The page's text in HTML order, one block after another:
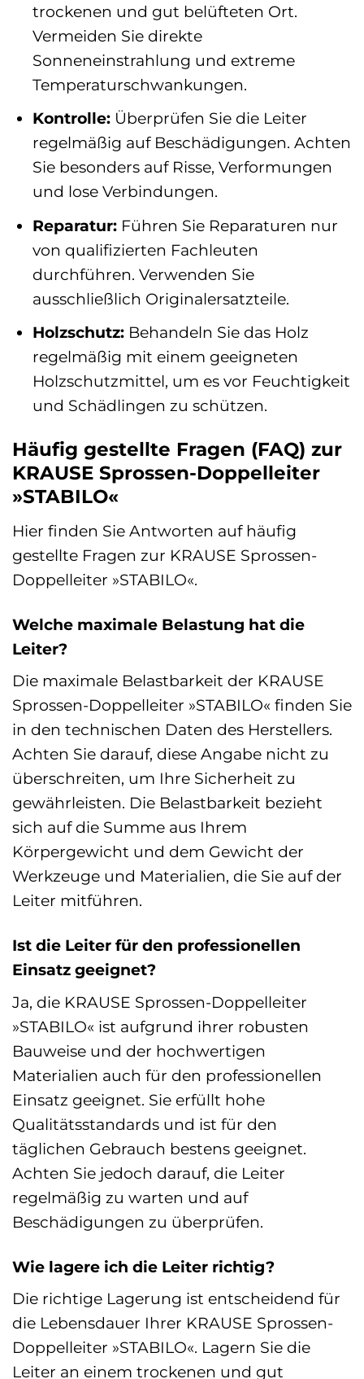
trockenen und gut belüfteten Ort.
Vermeiden Sie direkte
Sonneneinstrahlung und extreme
Temperaturschwankungen.
Kontrolle:Überprüfen Sie die Leiter
regelmäßig auf Beschädigungen. Achten
Sie besonders auf Risse, Verformungen
und lose Verbindungen.
Reparatur:Führen Sie Reparaturen nur
von qualifizierten Fachleuten
durchführen. Verwenden Sie
ausschließlich Originalersatzteile.
Holzschutz:Behandeln Sie das Holz
regelmäßig mit einem geeigneten
Holzschutzmittel, um es vor Feuchtigkeit
und Schädlingen zu schützen.
Häufig gestellte Fragen (FAQ) zur
KRAUSE Sprossen-Doppelleiter
»STABILO«
Hier finden Sie Antworten auf häufig
gestellte Fragen zur KRAUSE Sprossen-
Doppelleiter »STABILO«.
Welche maximale Belastung hat die
Leiter?
Die maximale Belastbarkeit der KRAUSE
Sprossen-Doppelleiter »STABILO« finden Sie
in den technischen Daten des Herstellers.
Achten Sie darauf, diese Angabe nicht zu
überschreiten, um Ihre Sicherheit zu
gewährleisten. Die Belastbarkeit bezieht
sich auf die Summe aus Ihrem
Körpergewicht und dem Gewicht der
Werkzeuge und Materialien, die Sie auf der
Leiter mitführen.
Ist die Leiter für den professionellen
Einsatz geeignet?
Ja, die KRAUSE Sprossen-Doppelleiter
»STABILO« ist aufgrund ihrer robusten
Bauweise und der hochwertigen
Materialien auch für den professionellen
Einsatz geeignet. Sie erfüllt hohe
Qualitätsstandards und ist für den
täglichen Gebrauch bestens geeignet.
Achten Sie jedoch darauf, die Leiter
regelmäßig zu warten und auf
Beschädigungen zu überprüfen.
Wie lagere ich die Leiter richtig?
Die richtige Lagerung ist entscheidend für
die Lebensdauer Ihrer KRAUSE Sprossen-
Doppelleiter »STABILO«. Lagern Sie die
Leiter an einem trockenen und gut